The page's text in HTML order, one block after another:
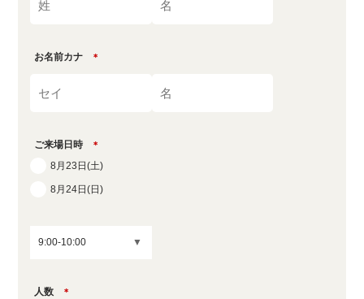
お名前カナ ＊
ご来場日時 ＊
8月23日(土)
8月24日(日)
人数 ＊